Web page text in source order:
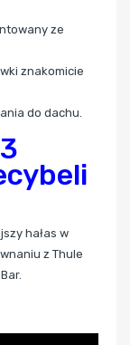
ze
znakomicie
do dachu.
hałas w
z Thule